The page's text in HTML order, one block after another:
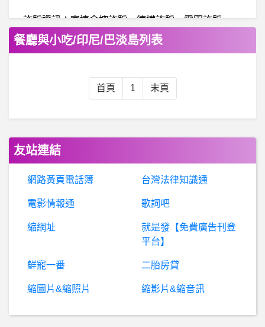
詐
騙資訊：富連金控詐騙、德樺詐騙、霖園詐騙？都是假投資真詐騙，投入後無法提領
股
票- 菜雞請問股價和營收的關係? 菜雞請問股價和營收的關係?
Tron是詐騙嗎？HERON是詐騙嗎？假平台.真詐騙！
屏東- 李家火鍋不見了喔？
餐廳與小吃/印尼/巴淡島列表
首頁 1 末頁
友站連結
網路黃頁電話簿 台灣法律知識通
電影情報通 歌詞吧
縮網址
就是發【免費廣告刊登
平台】
鮮寵一番 二胎房貸
縮圖片&縮照片 縮影片&縮音訊